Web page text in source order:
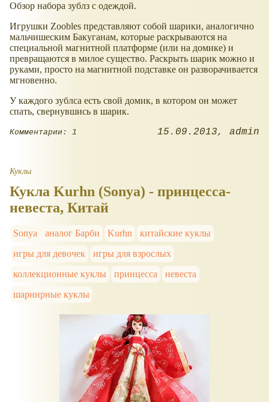
Обзор набора зублз с одеждой.
Игрушки Zoobles представляют собой шарики, аналогично
мальчишеским Бакуганам, которые раскрываются на
специальной магнитной платформе (или на домике) и
превращаются в милое существо. Раскрыть шарик можно и
руками, просто на магнитной подставке он разворачивается
мгновенно.
У каждого зублса есть свой домик, в котором он может
спать, свернувшись в шарик.
Комментарии: 1 15.09.2013 admin
Куклы
Кукла Kurhn (Sonya) - принцесса-
невеста, Китай
Sonya аналог Барби Kurhn
китайские куклы
игры для девочек
игры для взрослых
коллекционные куклы
принцесса
невеста
шарнирные куклы